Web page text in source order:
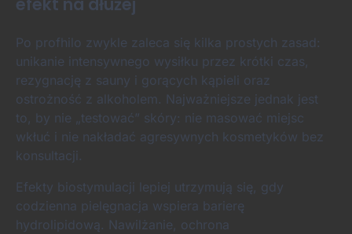
Po profhilo zwykle zaleca się kilka prostych zasad:
unikanie intensywnego wysiłku przez krótki czas,
rezygnację z sauny i gorących kąpieli oraz
ostrożność z alkoholem. Najważniejsze jednak jest
to, by nie „testować” skóry: nie masować miejsc
wkłuć i nie nakładać agresywnych kosmetyków bez
konsultacji.
Efekty biostymulacji lepiej utrzymują się, gdy
codzienna pielęgnacja wspiera barierę
hydrolipidową. Nawilżanie, ochrona